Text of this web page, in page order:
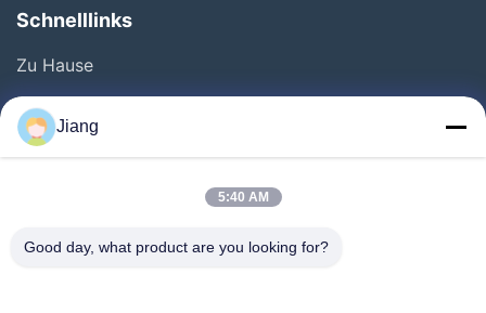
Schnelllinks
Zu Hause
Produkte
Videos
Werksbesichtigung
Jiang
5:40 AM
Good day, what product are you looking for?